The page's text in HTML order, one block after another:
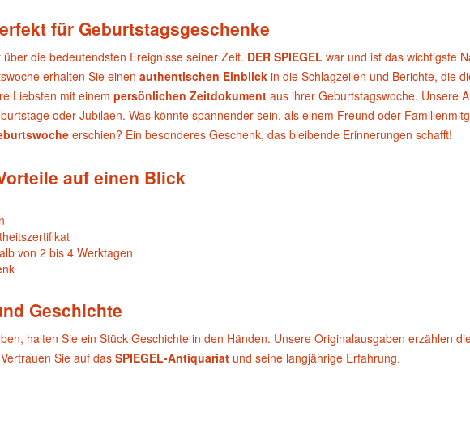
für Geburtstagsgeschenke
über die bedeutendsten Ereignisse seiner Zeit. DER SPIEGEL war und ist das wichtigste
erhalten Sie einen authentischen Einblick in die Schlagzeilen und Berichte, die
Liebsten mit einem persönlichen Zeitdokument aus ihrer Geburtstagswoche. Unsere
oder Jubiläen. Was könnte spannender sein, als einem Freund oder
erschien? Ein besonderes Geschenk, das bleibende Erinnerungen schafft!
auf einen Blick
von 2 bis 4 Werktagen
Geschichte
halten Sie ein Stück Geschichte in den Händen. Unsere Originalausgaben erzählen
Sie auf das SPIEGEL-Antiquariat und seine langjährige Erfahrung.